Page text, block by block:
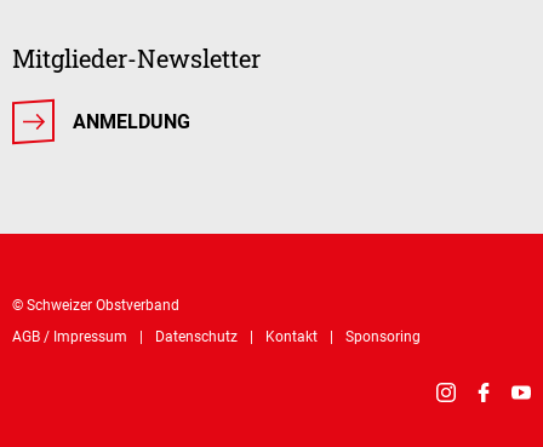
Mitglieder-Newsletter
ANMELDUNG
© Schweizer Obstverband
AGB / Impressum
Datenschutz Kontakt Sponsoring